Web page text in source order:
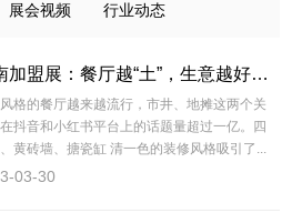
展会视频 行业动态
济南加盟展：餐厅越“土”，生意越好！这是为什么？
格的餐厅越来越流行，市井、地摊这两个关
抖音和小红书平台上的话题量超过一亿。四
方桌、黄砖墙、搪瓷缸 清一色的装修风格吸引了...
03-30